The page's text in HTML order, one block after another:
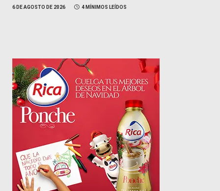
6 DE AGOSTO DE 2026 4 MÍNIMOS LEÍDOS